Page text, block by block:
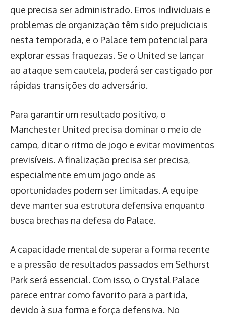
que precisa ser administrado. Erros individuais e
problemas de organização têm sido prejudiciais
nesta temporada, e o Palace tem potencial para
explorar essas fraquezas. Se o United se lançar
ao ataque sem cautela, poderá ser castigado por
rápidas transições do adversário.
Para garantir um resultado positivo, o
Manchester United precisa dominar o meio de
campo, ditar o ritmo de jogo e evitar movimentos
previsíveis. A finalização precisa ser precisa,
especialmente em um jogo onde as
oportunidades podem ser limitadas. A equipe
deve manter sua estrutura defensiva enquanto
busca brechas na defesa do Palace.
A capacidade mental de superar a forma recente
e a pressão de resultados passados em Selhurst
Park será essencial. Com isso, o Crystal Palace
parece entrar como favorito para a partida,
devido à sua forma e força defensiva. No